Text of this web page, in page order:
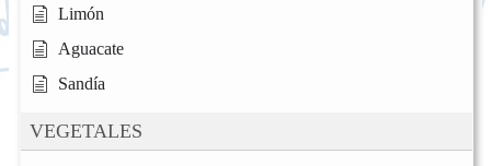
Limón
Aguacate
Sandía
VEGETALES